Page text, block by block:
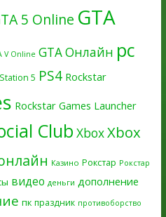
5 Online GTA
V Online GTA Онлайн pc
5 PS4 Rockstar
Rockstar Games Launcher
Club XboxXbox
Казино Рокстар Рокстар
видео деньги дополнение
пк праздник противоборство